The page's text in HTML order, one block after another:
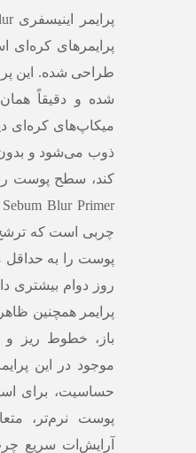
پرایمرهای
طراحی شده. این
شده و دقیقاً
میکاپ‌های کره‌ای
ذوب می‌شود و بدون
چربی است که
پوست را به
روز دوام بیشتری
پرایمر همچنین
باز، خطوط ریز و
موجود در این
حساسیت، برای
پوست نرم‌تر،
آرایش‌ات سریع